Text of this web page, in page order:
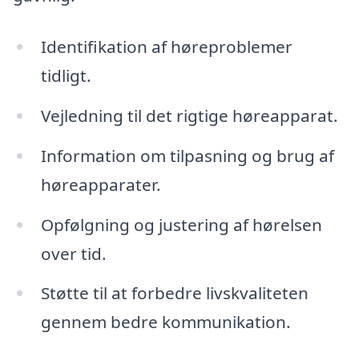
Identifikation af høreproblemer
tidligt.
Vejledning til det rigtige høreapparat.
Information om tilpasning og brug af
høreapparater.
Opfølgning og justering af hørelsen
over tid.
Støtte til at forbedre livskvaliteten
gennem bedre kommunikation.